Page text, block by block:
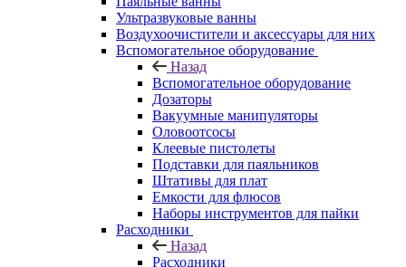
Ультразвуковые ванны
Воздухоочистители и аксессуары для них
Вспомогательное оборудование
Назад
Вспомогательное оборудование
Дозаторы
Вакуумные манипуляторы
Оловоотсосы
Клеевые пистолеты
Подставки для паяльников
Штативы для плат
Емкости для флюсов
Наборы инструментов для пайки
Расходники
Назад
Расходники